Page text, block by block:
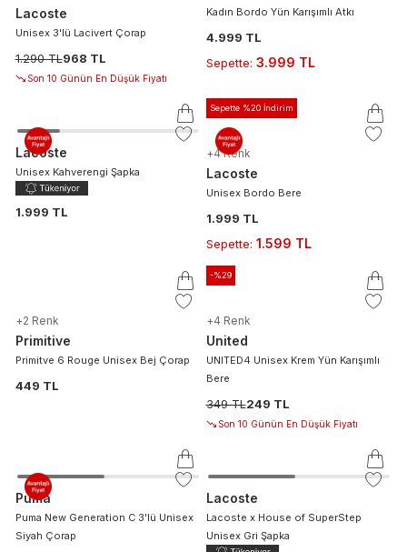
Lacoste
Unisex 3'lü Lacivert Çorap
1.290 TL968 TL
Son 10 Günün En Düşük Fiyatı
Kadın Bordo Yün Karışımlı Atkı
4.999 TL
Sepette: 3.999 TL
Lacoste
Unisex Kahverengi Şapka
1.999 TL
Sepette %20 İndirim
+4 Renk
Lacoste
Unisex Bordo Bere
1.999 TL
Sepette: 1.599 TL
+2 Renk
Primitive
Primitve 6 Rouge Unisex Bej Çorap
449 TL
-%29
+4 Renk
United
UNITED4 Unisex Krem Yün Karışımlı
Bere
349 TL249 TL
Son 10 Günün En Düşük Fiyatı
Puma
Puma New Generation C 3'lü Unisex
Siyah Çorap
Lacoste
Lacoste x House of SuperStep
Unisex Gri Şapka